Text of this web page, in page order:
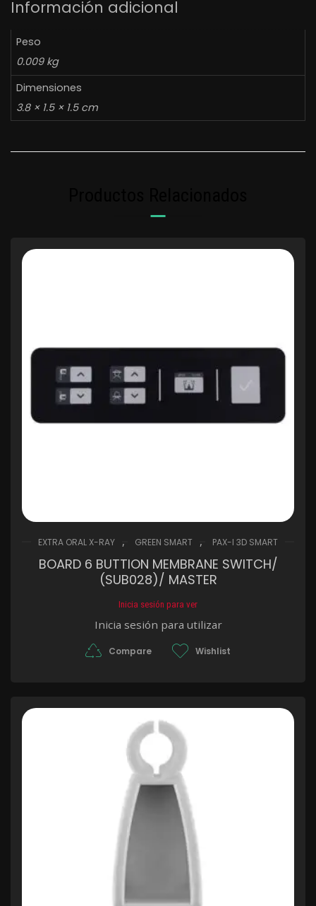
Información adicional
Peso
0.009 kg
Dimensiones
3.8 × 1.5 × 1.5 cm
EXTRA ORAL X-RAY , GREEN SMART , PAX-I 3D SMART
BOARD 6 BUTTION MEMBRANE SWITCH/
(SUB028)/ MASTER
Inicia sesión para ver
Inicia sesión para utilizar
Compare Wishlist